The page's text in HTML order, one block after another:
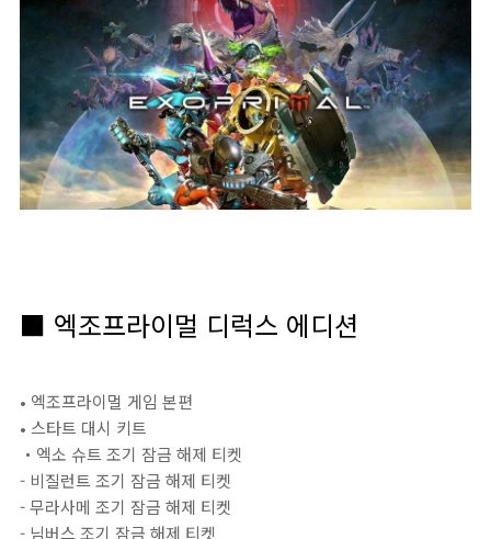
■ 엑조프라이멀 디럭스 에디션
• 엑조프라이멀 게임 본편
• 스타트 대시 키트
・엑소 슈트 조기 잠금 해제 티켓
- 비질런트 조기 잠금 해제 티켓
- 무라사메 조기 잠금 해제 티켓
- 님버스 조기 잠금 해제 티켓